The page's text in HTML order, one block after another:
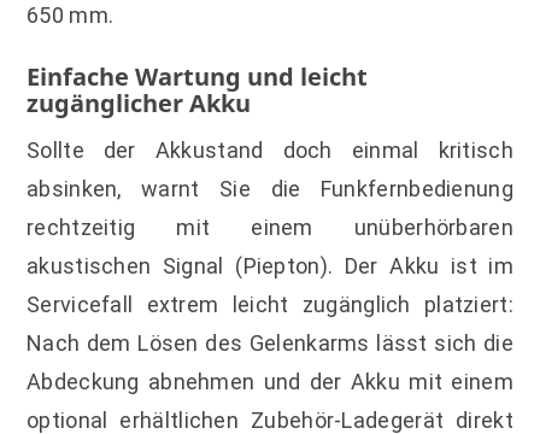
650 mm.
Einfache Wartung und leicht
zugänglicher Akku
Sollte der Akkustand doch einmal kritisch
absinken, warnt Sie die Funkfernbedienung
rechtzeitig mit einem unüberhörbaren
akustischen Signal (Piepton). Der Akku ist im
Servicefall extrem leicht zugänglich platziert:
Nach dem Lösen des Gelenkarms lässt sich die
Abdeckung abnehmen und der Akku mit einem
optional erhältlichen Zubehör-Ladegerät direkt